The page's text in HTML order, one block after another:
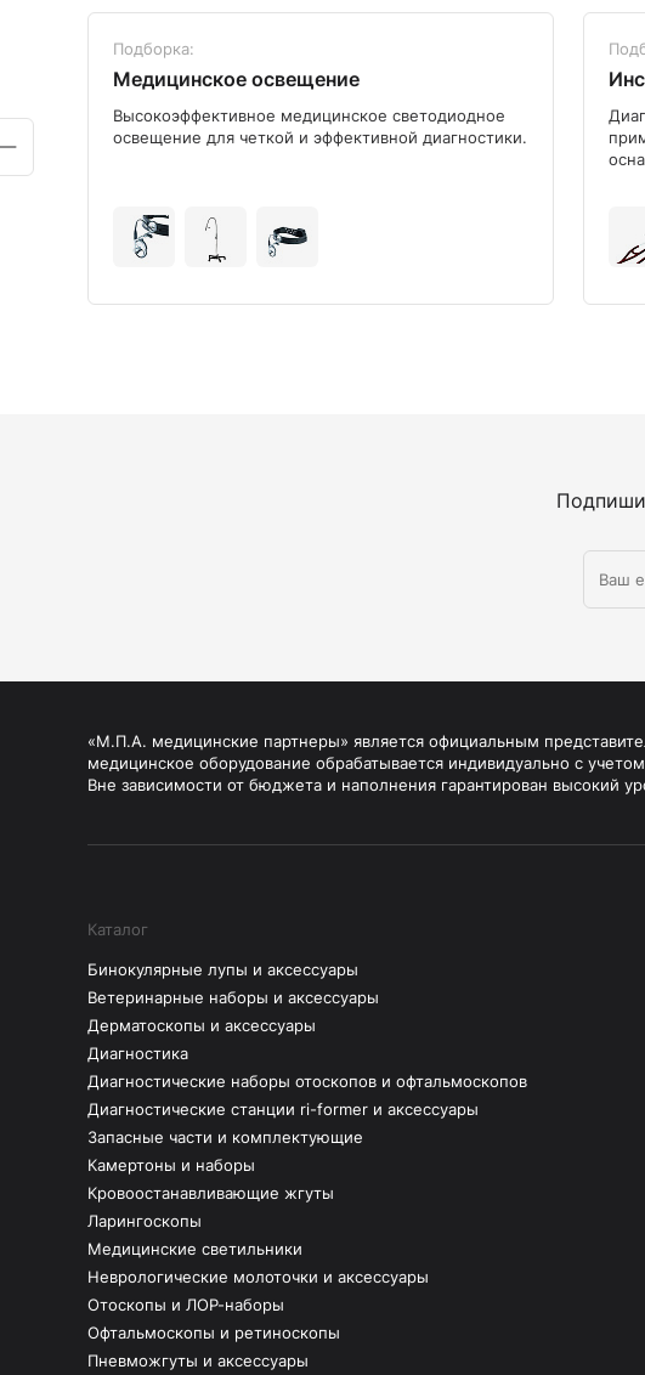
Подборка:
Медицинское освещение
Высокоэффективное медицинское светодиодное
освещение для четкой и эффективной диагностики.
«М.П.А. медицинские партнеры» является официальным
медицинское оборудование обрабатывается индивидуально с
Вне зависимости от бюджета и наполнения гарантирован высокий
Каталог
Бинокулярные лупы и аксессуары
Ветеринарные наборы и аксессуары
Дерматоскопы и аксессуары
Диагностика
Диагностические наборы отоскопов и офтальмоскопов
Диагностические станции ri-former и аксессуары
Запасные части и комплектующие
Камертоны и наборы
Кровоостанавливающие жгуты
Ларингоскопы
Медицинские светильники
Неврологические молоточки и аксессуары
Отоскопы и ЛОР-наборы
Офтальмоскопы и ретиноскопы
Пневможгуты и аксессуары